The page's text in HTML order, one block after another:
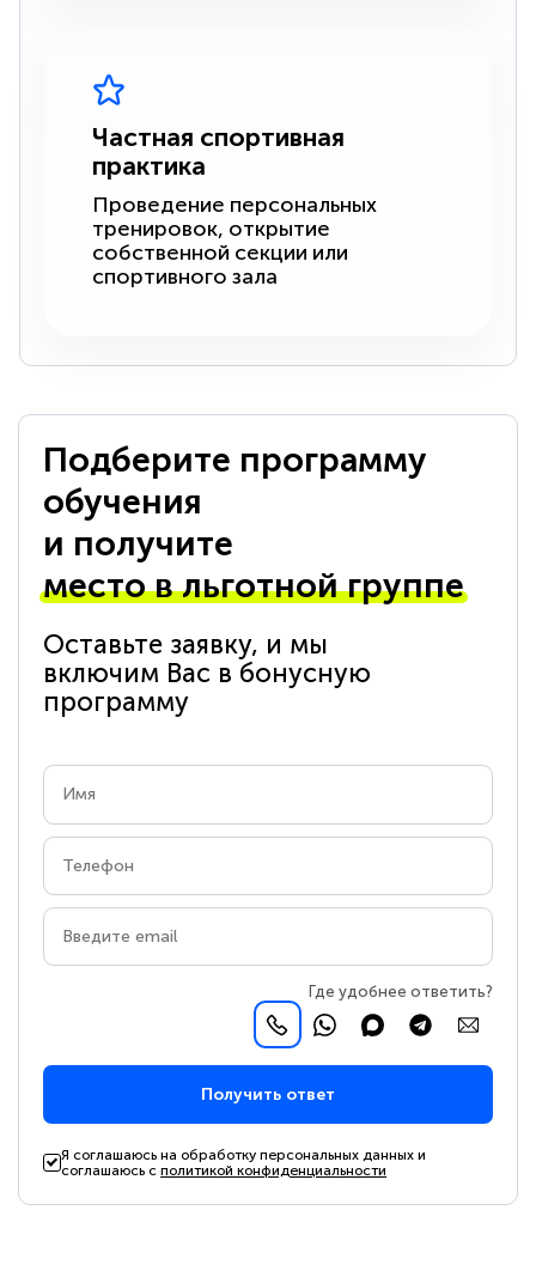
Частная спортивная
практика
Проведение персональных
тренировок, открытие
собственной секции или
спортивного зала
Подберите программу
обучения
и получите
место в льготной группе
Оставьте заявку, и мы
включим Вас в бонусную
программу
Где удобнее ответить?
Получить ответ
Я соглашаюсь на обработку персональных данных и
соглашаюсь сполитикой конфиденциальности